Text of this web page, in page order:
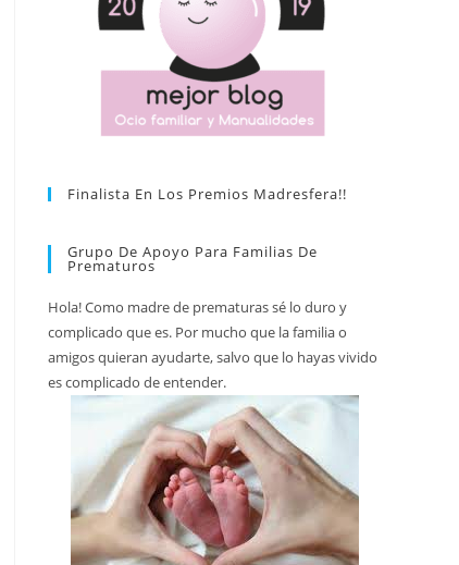
Finalista En Los Premios Madresfera!!
Grupo De Apoyo Para Familias De
Prematuros
Hola! Como madre de prematuras sé lo duro y
complicado que es. Por mucho que la familia o
amigos quieran ayudarte, salvo que lo hayas vivido
es complicado de entender.